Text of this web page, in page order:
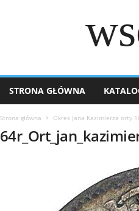
STRONA GŁÓWNA
Strona główna Okres Jana Kazimierza orty